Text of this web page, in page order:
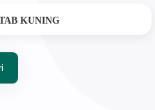
KUNING